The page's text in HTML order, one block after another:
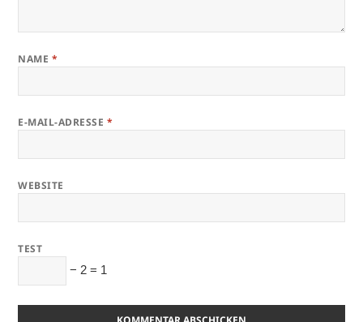
NAME *
E-MAIL-ADRESSE *
WEBSITE
TEST
− 2 = 1